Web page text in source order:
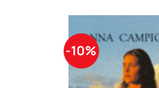
-10%